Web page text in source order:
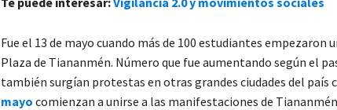
Fue el 13 de mayo cuando más de 100 estudiantes empezaron
Plaza de Tiananmén. Número que fue aumentando según el
también surgían protestas en otras grandes ciudades del país
mayo comienzan a unirse a las manifestaciones de